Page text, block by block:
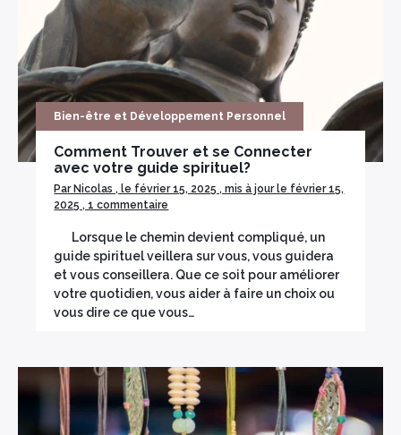
Bien-être et Développement Personnel
Comment Trouver et se Connecter
avec votre guide spirituel?
Par Nicolas , le février 15, 2025 , mis à jour le février 15,
2025 , 1 commentaire
Lorsque le chemin devient compliqué, un
guide spirituel veillera sur vous, vous guidera
et vous conseillera. Que ce soit pour améliorer
votre quotidien, vous aider à faire un choix ou
vous dire ce que vous…